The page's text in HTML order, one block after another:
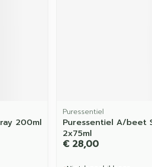
200ml
Puressentiel
Puressentiel A/beet
2x75ml
€ 28,00